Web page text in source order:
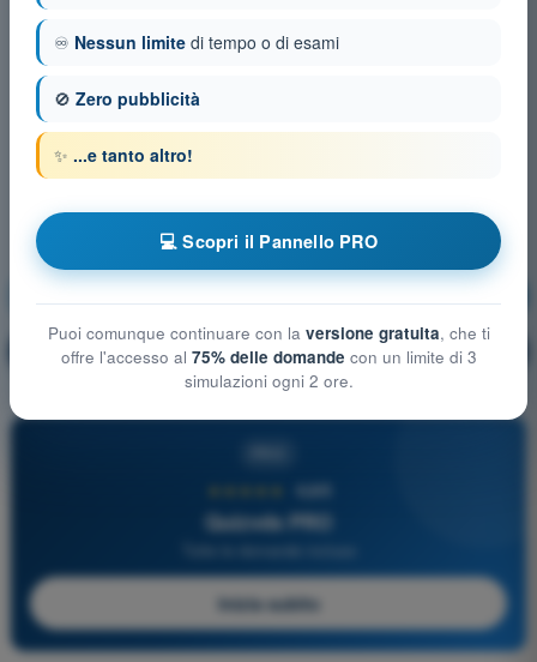
🔒 PRO Spiegazione domanda
4,6/5
Quizvds PRO
Inizia subito
♾️ Nessun limite di tempo o di esami
🚫 Zero pubblicità
✨ ...e tanto altro!
💻 Scopri il Pannello PRO
Puoi comunque continuare con la versione gratuita, che ti
offre l'accesso al 75% delle domande con un limite di 3
simulazioni ogni 2 ore.